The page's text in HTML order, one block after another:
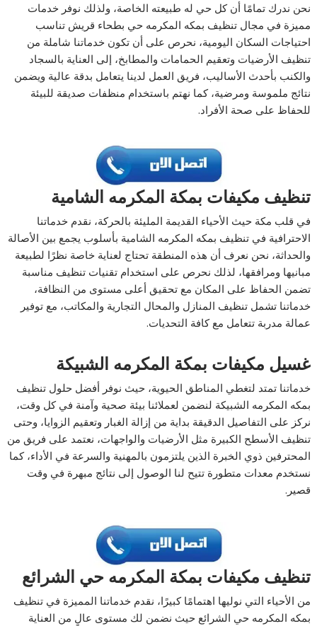
نحن ندرك تمامًا أن كل حي له طبيعته الخاصة، ولذلك نوفر خدمات
مميزة في مجال تنظيف بمكه المكرمه حي بطحاء قريش تناسب
احتياجات السكان اليومية، نحرص على أن تكون خدماتنا شاملة من
تنظيف الأرضيات وتعقيم الحمامات والمطابخ، إلى العناية بالسجاد
والكنب بأحدث الأساليب، فريق العمل لدينا يتعامل بدقة عالية ويضمن
نتائج ملموسة ومرضية، كما نهتم باستخدام منظفات صديقة للبيئة
للحفاظ على صحة الأفراد.
تنظيف مكيفات بمكة المكرمه الشامية
في قلب مكة حيث الأحياء القديمة المليئة بالحركة، نقدم خدماتنا
الاحترافية في تنظيف بمكه المكرمه الشامية بأسلوب يجمع بين الأصالة
والحداثة، نحن نعرف أن هذه المنطقة تحتاج لعناية خاصة نظرًا لطبيعة
مبانيها ومرافقها، لذلك نحرص على استخدام تقنيات تنظيف مناسبة
تضمن الحفاظ على المكان مع تحقيق أعلى مستوى من النظافة،
خدماتنا تشمل تنظيف المنازل والمحال التجارية والمكاتب، مع توفير
عمالة مدربة تتعامل مع كافة التحديات.
غسيل مكيفات بمكة المكرمه الشبيكة
خدماتنا تمتد لتغطي المناطق الحيوية، حيث نوفر أفضل حلول تنظيف
بمكه المكرمه الشبيكة لنضمن لعملائنا بيئة صحية وآمنة في كل وقت،
نركز على التفاصيل الدقيقة بداية من إزالة الغبار وتعقيم الزوايا، وحتى
تنظيف الأسطح الكبيرة مثل الأرضيات والواجهات، نعتمد على فريق من
المحترفين ذوي الخبرة الذين يلتزمون بالمهنية والسرعة في الأداء، كما
نستخدم معدات متطورة تتيح لنا الوصول إلى نتائج مبهرة في وقت
قصير.
تنظيف مكيفات بمكة المكرمه حي الشرائع
من الأحياء التي نوليها اهتمامًا كبيرًا، نقدم خدماتنا المميزة في تنظيف
بمكه المكرمه حي الشرائع حيث نضمن لك مستوى عالٍ من العناية